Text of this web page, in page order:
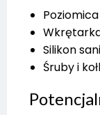
Silikon
Śruby i